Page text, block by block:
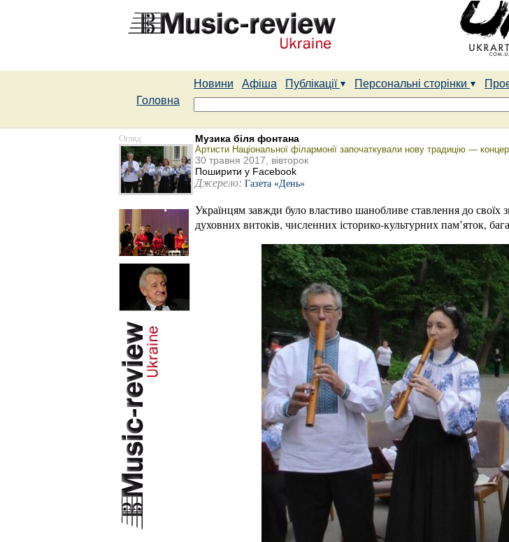
Новини Афіша Публікації Персональні сторінки
Головна
Огляд Музика біля фонтана
Артисти Національної філармонії започаткували нову традицію —
30 травня 2017, вівторок
Поширити у Facebook
Джерело: Газета «День»
Українцям завжди було властиво шанобливе ставлення до своїх
духовних витоків, численних історико-культурних пам’яток,